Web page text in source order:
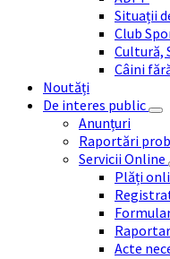
Situații
Club
Cultură,
Câini
Noutăți
De interes public
Anunțuri
Raportări
Servicii Online
Plăți
Acte